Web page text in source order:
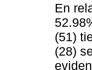
En
(51)
(28)